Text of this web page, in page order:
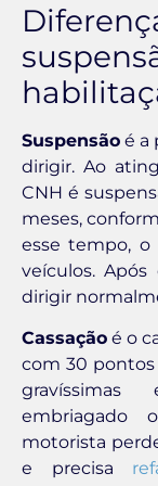
Suspensão é a
dirigir. Ao
CNH é
meses,
esse tempo,
veículos.
dirigir
Cassação é o
com 30 pontos
gravíssimas
embriagado
motorista
e precisa